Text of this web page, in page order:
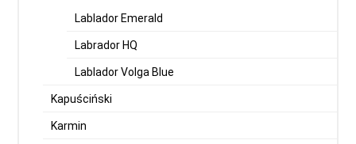
Lablador Emerald
Labrador HQ
Lablador Volga Blue
Kapuściński
Karmin